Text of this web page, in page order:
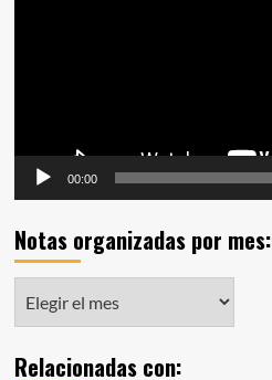
00:00
Notas organizadas por mes:
organizadas
mes:
Relacionadas con: